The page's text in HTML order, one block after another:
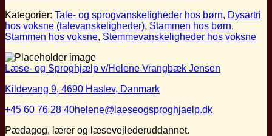
Kategorier: Tale- og sprogvanskeligheder hos børn, Dysartri
hos voksne (talevanskeligheder), Stammen hos børn,
Stammen hos voksne, Stemmevanskeligheder hos voksne
Læse- og Sproghjælp v/Helene Vrangbæk Jensen
Kildevang 9, 4690 Haslev, Danmark
+45 60 76 28 40helene@laeseogsproghjaelp.dk
Pædagog, lærer og læsevejlederuddannet.